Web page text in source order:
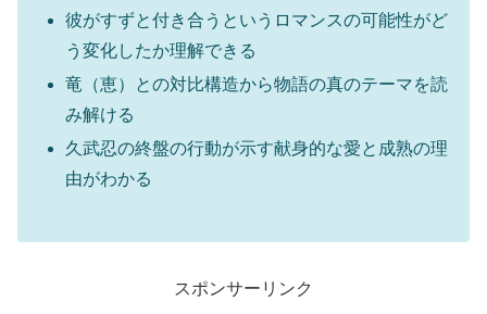
彼がすずと付き合うというロマンスの可能性がど
う変化したか理解できる
竜（恵）との対比構造から物語の真のテーマを読
み解ける
久武忍の終盤の行動が示す献身的な愛と成熟の理
由がわかる
スポンサーリンク